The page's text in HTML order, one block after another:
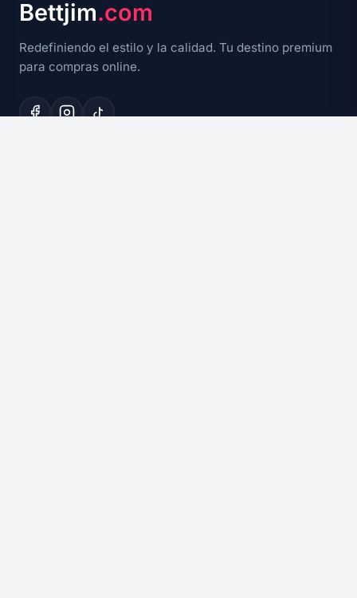
Bettjim.com
Redefiniendo el estilo y la calidad. Tu destino premium
para compras online.